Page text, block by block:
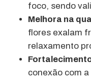
foco, sendo
Melhora na
flores exalam
relaxamento
conexão com